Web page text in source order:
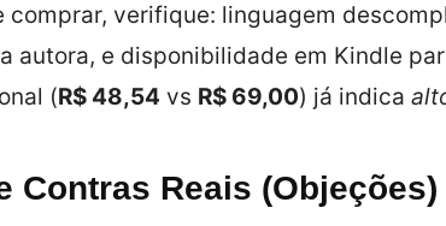
comprar, verifique: linguagem
autora, e disponibilidade em Kindle
(R$ 48,54 vs R$ 69,00) já indica
Contras Reais (Objeções)